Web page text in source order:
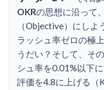
OKRの思想に沿って
（Objective）にし
ラッシュ率ゼロの極
うだい？そして、そ
シュ率を0.01%以下
評価を4.8に上げる（